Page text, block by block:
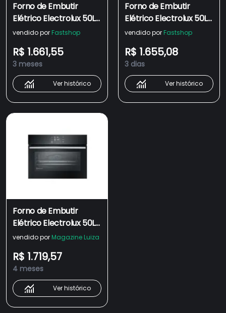
Forno de Embutir
Elétrico Electrolux 50L
Experience Air Fryer,
Painel Touch (OE5EA)
220
vendido por Fastshop
R$ 1.661,55
3 meses
Ver histórico
Forno de Embutir
Elétrico Electrolux 50L
Experience Air Fryer,
Painel Touch (OE5EA)
110
vendido por Fastshop
R$ 1.655,08
3 dias
Ver histórico
Forno de Embutir
Elétrico Electrolux 50L
Experience Air Fryer,
Painel Touch (OE5EA)
vendido por Magazine Luiza
R$ 1.719,57
4 meses
Ver histórico